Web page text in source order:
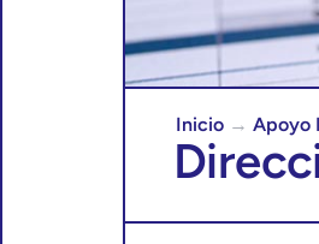
Inicio → Apoyo